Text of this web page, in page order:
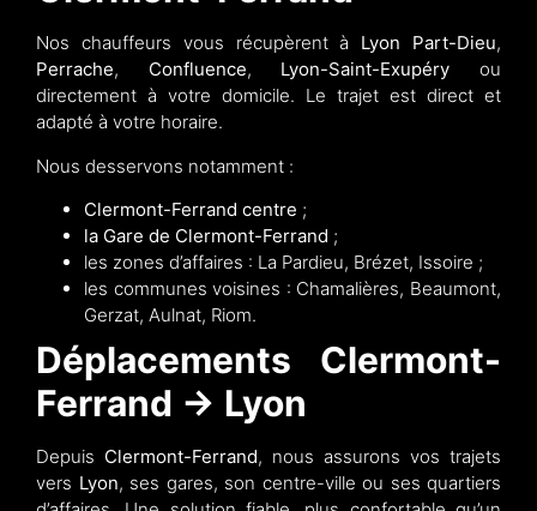
Nos chauffeurs vous récupèrent à Lyon Part-Dieu,
Perrache, Confluence, Lyon-Saint-Exupéry ou
directement à votre domicile. Le trajet est direct et
adapté à votre horaire.
Nous desservons notamment :
Clermont-Ferrand centre ;
la Gare de Clermont-Ferrand ;
les zones d’affaires : La Pardieu, Brézet, Issoire ;
les communes voisines : Chamalières, Beaumont,
Gerzat, Aulnat, Riom.
Déplacements Clermont-
Ferrand → Lyon
Depuis Clermont-Ferrand, nous assurons vos trajets
vers Lyon, ses gares, son centre-ville ou ses quartiers